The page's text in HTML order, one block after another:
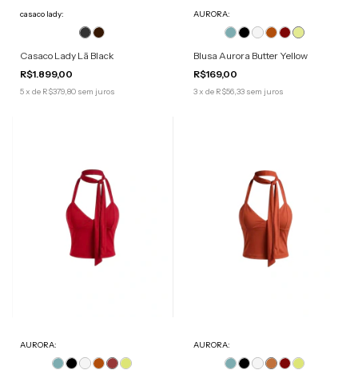
casaco lady:
Casaco Lady Lã Black
R$1.899,00
5x de R$379,80 sem juros
AURORA:
Blusa Aurora Butter Yellow
R$169,00
3x de R$56,33 sem juros
AURORA: AURORA: